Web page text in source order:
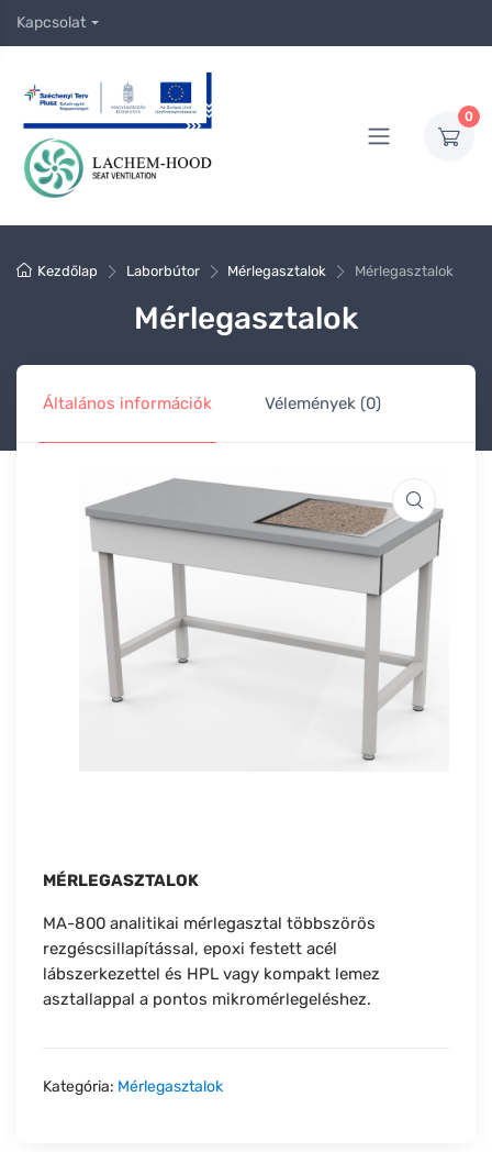
Kapcsolat
0
Kezdőlap Laborbútor Mérlegasztalok Mérlegasztalok
Mérlegasztalok
Általános információk Vélemények (0)
MÉRLEGASZTALOK
MA-800 analitikai mérlegasztal többszörös
rezgéscsillapítással, epoxi festett acél
lábszerkezettel és HPL vagy kompakt lemez
asztallappal a pontos mikromérlegeléshez.
Kategória: Mérlegasztalok